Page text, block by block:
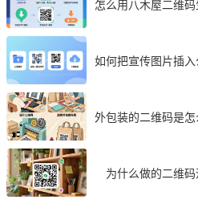
怎么用八木屋二维
如何把宣传图片插
外包装的二维码是
为什么做的二维